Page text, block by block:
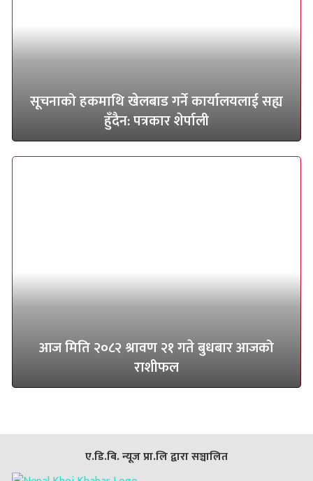
सूचनाको हकमाथि खेलबाड गर्ने कार्यालयलाई सह्य
हुँदैन: पत्रकार शेर्पाली
आज मिति २०८२ श्रावण २१ गते बुधबार आजको
राशीफल
ए.डि.बि. न्यूज प्रा.लि द्वारा सञ्चालित